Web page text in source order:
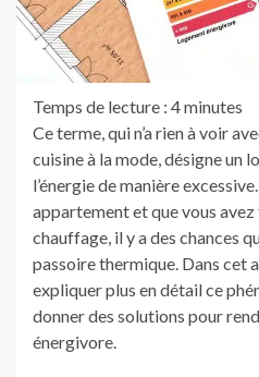
Temps de lecture : 4minutes
Ce terme, qui n’a rien à voir
cuisine à la mode, désigne un
l’énergie de manière
appartement et que vous
chauffage, il y a des chances
passoire thermique. Dans cet
expliquer plus en détail ce
donner des solutions pour
énergivore.